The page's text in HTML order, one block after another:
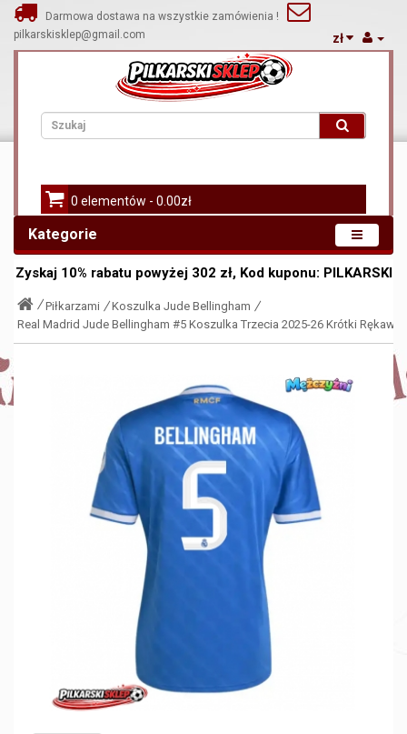
Darmowa dostawa na wszystkie zamówienia !
pilkarskisklep@gmail.com
zł
0 elementów - 0.00zł
Kategorie
Zyskaj 10% rabatu powyżej 302 zł, Kod kuponu: PILKARSKI
Piłkarzami
Koszulka Jude Bellingham
Real Madrid Jude Bellingham #5 Koszulka Trzecia 2025-26 Krótki Rękaw